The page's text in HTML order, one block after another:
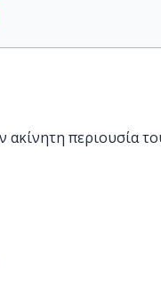
ακίνητη περιουσία